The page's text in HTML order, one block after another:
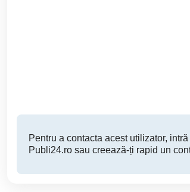
Pentru a contacta acest utilizator,
Publi24.ro sau creează-ți rapid un